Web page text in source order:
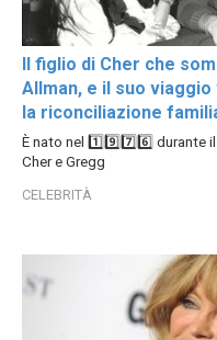
Il figlio di Cher che
Allman, e il suo
la riconciliazione
È nato nel 1️⃣9️⃣7️⃣6️⃣ durante
Cher e Gregg
CELEBRITÀ